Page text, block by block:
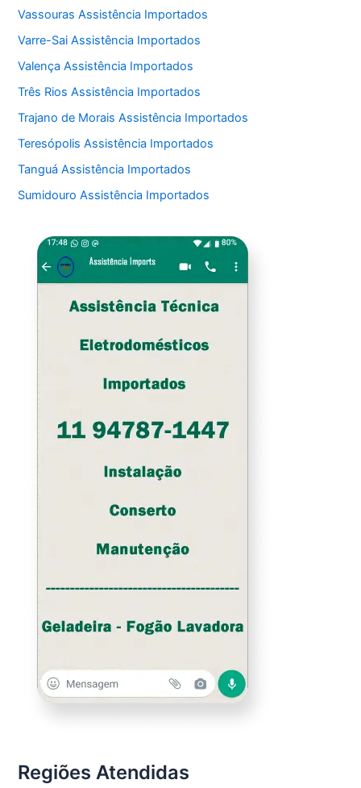
Vassouras Assistência Importados
Varre-Sai Assistência Importados
Valença Assistência Importados
Três Rios Assistência Importados
Trajano de Morais Assistência Importados
Teresópolis Assistência Importados
Tanguá Assistência Importados
Sumidouro Assistência Importados
Regiões Atendidas